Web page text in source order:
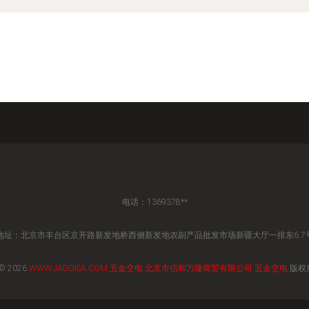
电话：1369378**
址：北京市丰台区京开路新发地桥西侧新发地农副产品批发市场新疆大厅一排东6.7
© 2026 WWW.JADOISA.COM 五金交电 北京市信和万隆商贸有限公司 五金交电 版权